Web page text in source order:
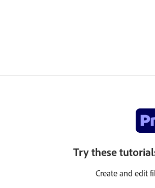
Try these
Create and edit